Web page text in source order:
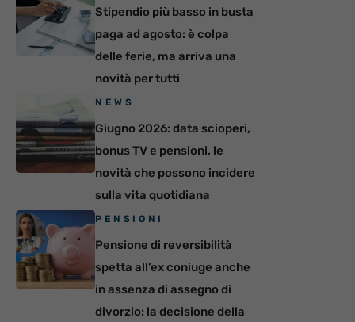
Stipendio più basso in busta
paga ad agosto: è colpa
delle ferie, ma arriva una
novità per tutti
NEWS
Giugno 2026: data scioperi,
bonus TV e pensioni, le
novità che possono incidere
sulla vita quotidiana
PENSIONI
Pensione di reversibilità
spetta all’ex coniuge anche
in assenza di assegno di
divorzio: la decisione della